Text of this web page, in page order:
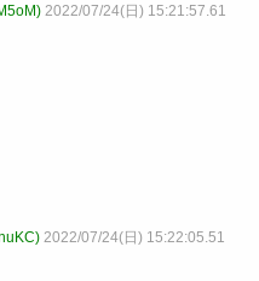
2022/07/24(日) 15:21:57.61
2022/07/24(日) 15:22:05.51